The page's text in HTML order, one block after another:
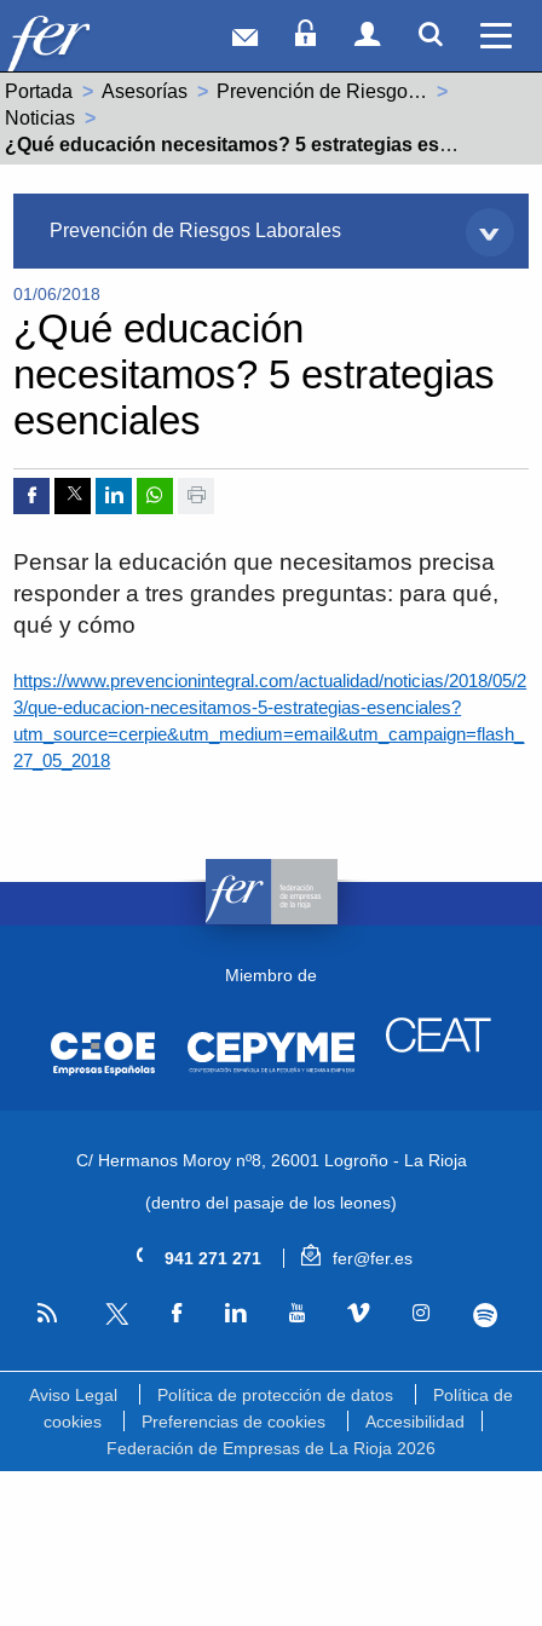
Correo webAcceso Socios
Acceso
Portada Asesorías
Prevención de Riesgos Laborales
Noticias
Actual:
¿Qué educación necesitamos? 5 estrategias esenciales
Prevención de Riesgos Laborales
01/06/2018
¿Qué educación
necesitamos? 5 estrategias
esenciales
Compartir por Facebook
Compartir por Twitter
Compartir por Linkedin
Compartir por whatsapp
Imprimir
Pensar la educación que necesitamos precisa
responder a tres grandes preguntas: para qué,
qué y cómo
https://www.prevencionintegral.com/actualidad/noticias/2018/05/2
3/que-educacion-necesitamos-5-estrategias-esenciales?
utm_source=cerpie&utm_medium=email&utm_campaign=flash_
27_05_2018
Miembro de
C/ Hermanos Moroy nº8, 26001 Logroño - La Rioja
(dentro del pasaje de los leones)
941 271 271 fer@fer.es
RSS
Aviso Legal Política de protección de datos
Política de
cookies
Preferencias de cookies
Accesibilidad
Federación de Empresas de La Rioja 2026